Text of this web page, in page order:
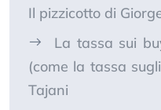
Il pizzicotto di
La tassa sui
(come la tassa
Tajani